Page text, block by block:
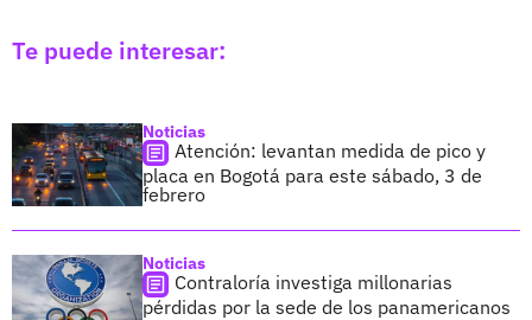
Te puede interesar:
Noticias
Atención: levantan medida de pico y
placa en Bogotá para este sábado, 3 de
febrero
Noticias
Contraloría investiga millonarias
pérdidas por la sede de los panamericanos